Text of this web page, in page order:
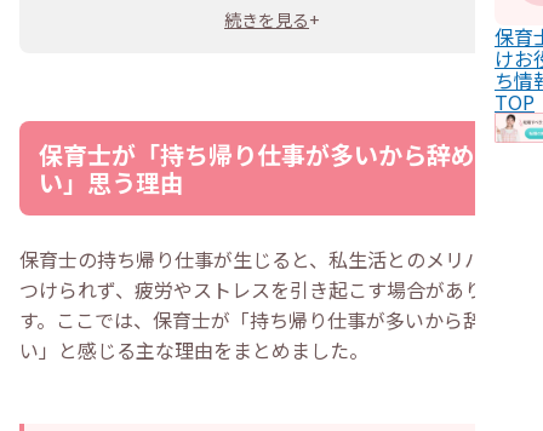
保育
けお
ち情
TOP
理由5：どれだけ頑張っても報われないと感じる
・今の職場で改善の見込みがなければ転職しても良い
・持ち帰り仕事の悩みは転職エージェントに相談できる
・ 持ち帰り仕事を辞めたい保育士におすすめの転職先
・保育士が働きやすい保育園を見極めるポイント
るか
・見学で職場の雰囲気に違和感がないか
・産休・育休の取得実績があるか
・ 幅広い年齢や経験年数の保育士がいるか
・離職率が極端に低くないか
続きを見る+
保育士が「持ち帰り仕事が多いから辞めた
い」思う理由
保育士の持ち帰り仕事が生じると、私生活とのメリハリが
つけられず、疲労やストレスを引き起こす場合がありま
す。ここでは、保育士が「持ち帰り仕事が多いから辞めた
い」と感じる主な理由をまとめました。